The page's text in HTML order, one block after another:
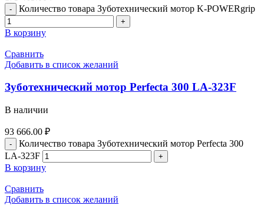
Количество товара Зуботехнический мотор K-POWERgrip
В корзину
Сравнить
Добавить в список желаний
Зуботехнический мотор Perfecta 300 LA-323F
В наличии
93 666.00 ₽
Количество товара Зуботехнический мотор Perfecta 300
LA-323F
В корзину
Сравнить
Добавить в список желаний